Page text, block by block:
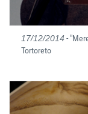
17/12/2014-
Tortoreto